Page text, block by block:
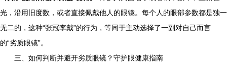
光，沿用旧度数，或者直接佩戴他人的眼镜。每个人的眼部参数都是独一
无二的，这种“张冠李戴”的行为，等同于主动选择了一副对自己而言
的“劣质眼镜”。
三、如何判断并避开劣质眼镜？守护眼健康指南